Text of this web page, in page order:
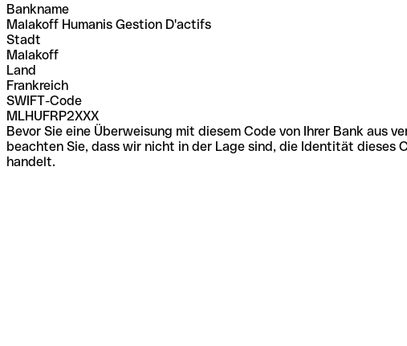
Bankname
Malakoff Humanis Gestion D'actifs
Stadt
Malakoff
Land
Frankreich
SWIFT-Code
MLHUFRP2XXX
Bevor Sie eine Überweisung mit diesem Code von Ihrer Bank aus
beachten Sie, dass wir nicht in der Lage sind, die Identität dieses
handelt.